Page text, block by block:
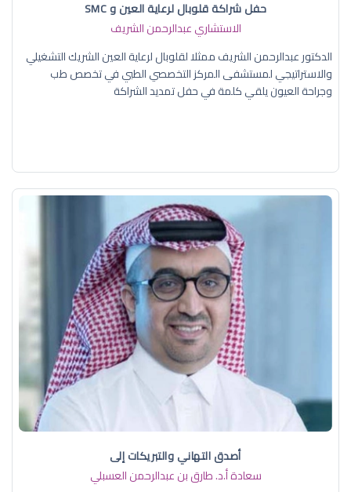
حفل شراكة قلوبال لرعاية العين و SMC
الاستشاري عبدالرحمن الشريف
الدكتور عبدالرحمن الشريف ممثلا لقلوبال لرعاية العين الشريك التشغيلي
والاستراتيجي لمستشفى المركز التخصصي الطبي في تخصص طب
وجراحة العيون يلقي كلمة في حفل تمديد الشراكة
أصدق التهاني والتبريكات إلى
سعادة أ.د. ​طارق بن عبدالرحمن العسبلي